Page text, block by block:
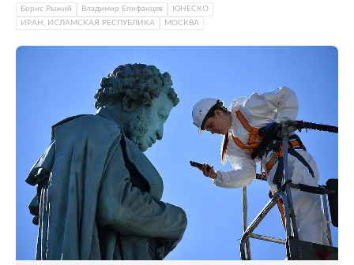
Борис Рыжий Владимир Епифанцев
ЮНЕСКО
ИРАН, ИСЛАМСКАЯ РЕСПУБЛИКА
МОСКВА